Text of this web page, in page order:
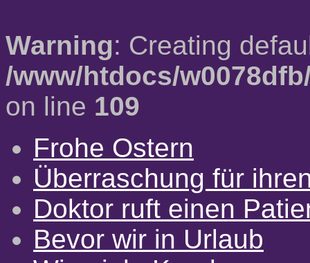
Warning: Creating
/www/htdocs/
on line 109
Frohe Ostern
Überraschung für
Doktor ruft einen
Bevor wir in Urlaub